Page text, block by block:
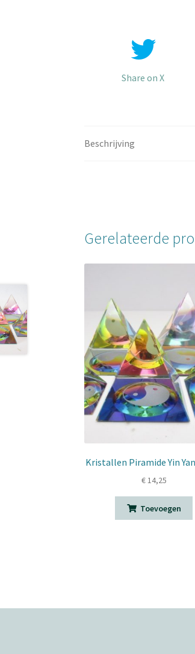
Share on X
Beschrijving
Gerelateerde
Kristallen Piramide Yin
€14,25
Toevoegen